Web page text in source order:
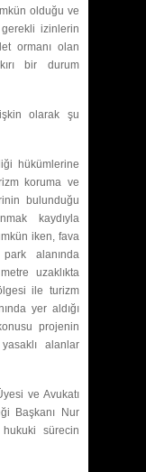
olduğu ve
izinlerin
ormanı olan
bir durum
olarak şu
hükümlerine
koruma ve
bulunduğu
kaydıyla
iken, fava
alanında
uzaklıkta
ile turizm
yer aldığı
projenin
yasaklı alanlar
ve Avukatı
Başkanı Nur
sürecin